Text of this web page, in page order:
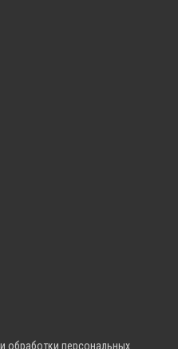
обработки персональных